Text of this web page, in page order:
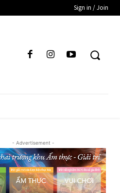
Sign in / Join
- Advertisement -